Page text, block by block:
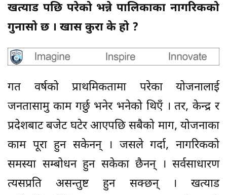
खत्याड पछि परेको भन्ने पालिकाका नागरिकको
गुनासो छ । खास कुरा के हो ?
गत वर्षको प्राथमिकतामा परेका योजनालाई
जनतासामु काम गर्छु भनेर भनेको थिएँ । तर, केन्द्र र
प्रदेशबाट बजेट घटेर आएपछि सबैको माग, योजनाका
काम पूरा हुन सकेनन् । जसले गर्दा, नागरिकको
समस्या सम्बोधन हुन सकेका छैनन् । सर्वसाधारण
त्यसप्रति असन्तुष्ट हुन सक्छन् । खत्याड